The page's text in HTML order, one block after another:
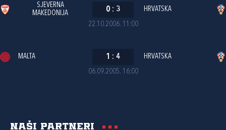
22.10.2006. 11:00
SJEVERNA
MAKEDONIJA
0 : 3 HRVATSKA
06.09.2005. 16:00
MALTA 1 : 4 HRVATSKA
Naši partneri